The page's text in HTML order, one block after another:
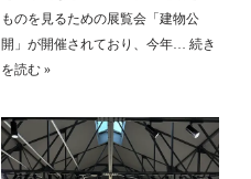
ものを見るための展覧会「建物公
開」が開催されており、今年… 続き
を読む »